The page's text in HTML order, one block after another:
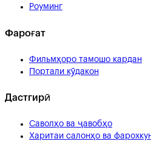
Роуминг
Фароғат
Фильмҳоро тамошо кардан
Портали кӯдакон
Дастгирӣ
Саволҳо ва ҷавобҳо
Харитаи салонҳо ва